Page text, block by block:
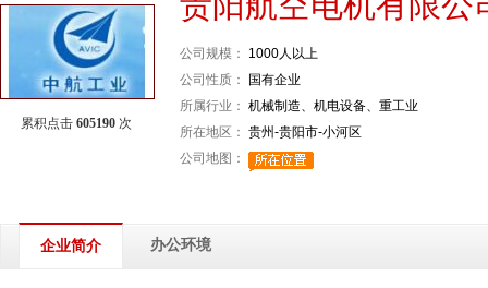
累积点击 605190 次
公司规模：
1000人以上
公司性质：
国有企业
所属行业： 机械制造、机电设备、重工业
所在地区： 贵州-贵阳市-小河区
公司地图：
企业简介 办公环境